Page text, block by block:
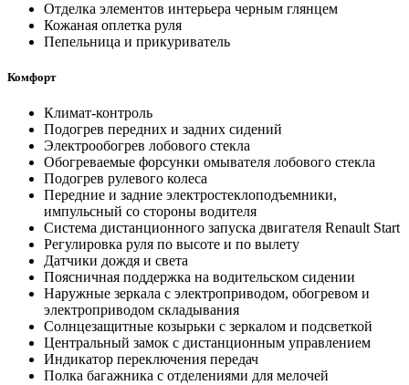
Отделка элементов интерьера черным глянцем
Кожаная оплетка руля
Пепельница и прикуриватель
Комфорт
Климат-контроль
Подогрев передних и задних сидений
Электрообогрев лобового стекла
Обогреваемые форсунки омывателя лобового стекла
Подогрев рулевого колеса
Передние и задние электростеклоподъемники,
импульсный со стороны водителя
Система дистанционного запуска двигателя Renault Start
Регулировка руля по высоте и по вылету
Датчики дождя и света
Поясничная поддержка на водительском сидении
Наружные зеркала с электроприводом, обогревом и
электроприводом складывания
Солнцезащитные козырьки с зеркалом и подсветкой
Центральный замок с дистанционным управлением
Индикатор переключения передач
Полка багажника с отделениями для мелочей